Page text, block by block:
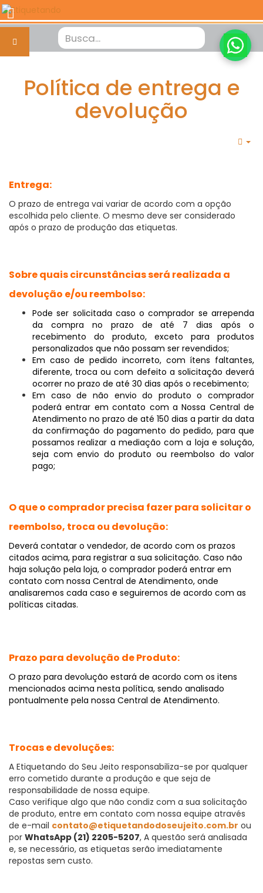
Política de entrega e
devolução
Entrega:
O prazo de entrega vai variar de acordo com a opção
escolhida pelo cliente. O mesmo deve ser considerado
após o prazo de produção das etiquetas.
Sobre quais circunstâncias será realizada a
devolução e/ou reembolso:
Pode ser solicitada caso o comprador se arrependa
da compra no prazo de até 7 dias após o
recebimento do produto, exceto para produtos
personalizados que não possam ser revendidos;
Em caso de pedido incorreto, com ítens faltantes,
diferente, troca ou com defeito a solicitação deverá
ocorrer no prazo de até 30 dias após o recebimento;
Em caso de não envio do produto o comprador
poderá entrar em contato com a Nossa Central de
Atendimento no prazo de até 150 dias a partir da data
da confirmação do pagamento do pedido, para que
possamos realizar a mediação com a loja e solução,
seja com envio do produto ou reembolso do valor
pago;
O que o comprador precisa fazer para solicitar o
reembolso, troca ou devolução:
Deverá contatar o vendedor, de acordo com os prazos
citados acima, para registrar a sua solicitação. Caso não
haja solução pela loja, o comprador poderá entrar em
contato com nossa Central de Atendimento, onde
analisaremos cada caso e seguiremos de acordo com as
políticas citadas.
Prazo para devolução de Produto:
O prazo para devolução estará de acordo com os itens
mencionados acima nesta política, sendo analisado
pontualmente pela nossa Central de Atendimento.
Trocas e devoluções:
A Etiquetando do Seu Jeito responsabiliza-se por qualquer
erro cometido durante a produção e que seja de
responsabilidade de nossa equipe.
Caso verifique algo que não condiz com a sua solicitação
de produto, entre em contato com nossa equipe através
de e-mail contato@etiquetandodoseujeito.com.br ou
por WhatsApp (21) 2205-5207, A questão será analisada
e, se necessário, as etiquetas serão imediatamente
repostas sem custo.